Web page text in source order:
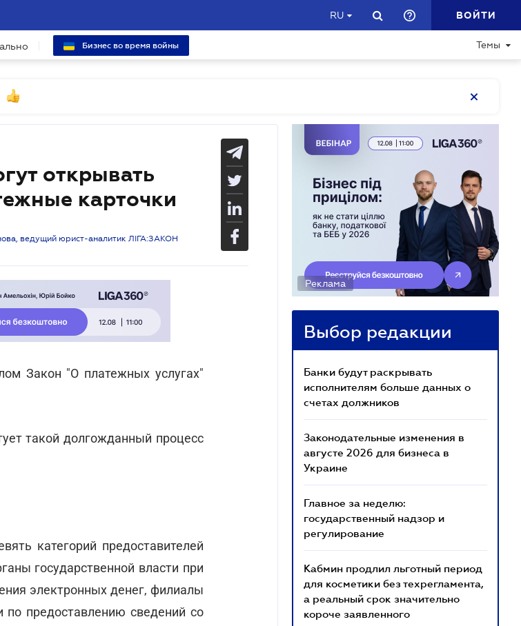
RU ВОЙТИ
Бизнес во время войны Темы
открывать
карточки
ведущий юрист-аналитик ЛІГА:ЗАКОН
Закон "О платежных услугах"
такой долгожданный процесс
категорий предоставителей
государственной власти при
электронных денег, филиалы
по предоставлению сведений со
Реклама
Выбор редакции
Банки будут раскрывать
исполнителям больше данных о
счетах должников
Законодательные изменения в
августе 2026 для бизнеса в
Украине
Главное за неделю:
государственный надзор и
регулирование
Кабмин продлил льготный период
для косметики без техрегламента,
а реальный срок значительно
короче заявленного